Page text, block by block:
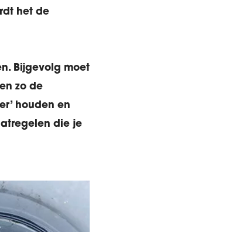
het de
Bijgevolg moet
zo de
houden en
die je